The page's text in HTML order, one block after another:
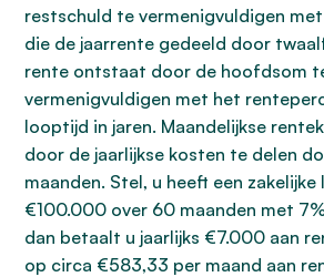
restschuld te vermenigvuldigen
die de jaarrente gedeeld door
rente ontstaat door de hoofdsom
vermenigvuldigen met het
looptijd in jaren. Maandelijkse
door de jaarlijkse kosten te delen
maanden. Stel, u heeft een zakelijke
€100.000 over 60 maanden met
dan betaalt u jaarlijks €7.000 aan
op circa €583,33 per maand aan